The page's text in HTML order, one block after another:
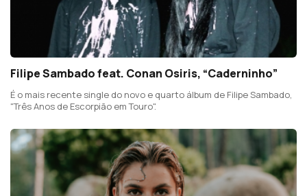
Filipe Sambado feat. Conan Osiris, “Caderninho”
É o mais recente single do novo e quarto álbum de Filipe Sambado,
"Três Anos de Escorpião em Touro".